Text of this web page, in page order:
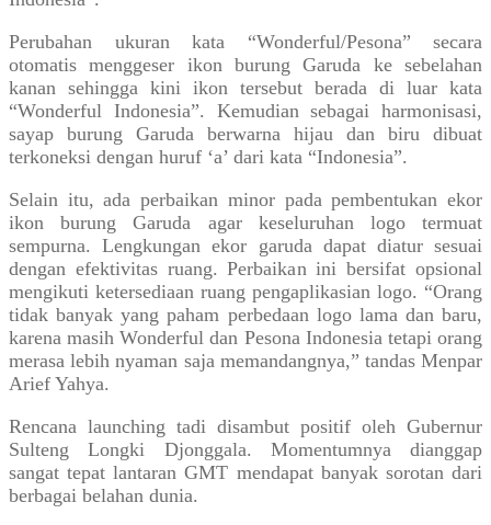
Perubahan ukuran kata “Wonderful/Pesona” secara
otomatis menggeser ikon burung Garuda ke sebelahan
kanan sehingga kini ikon tersebut berada di luar kata
“Wonderful Indonesia”. Kemudian sebagai harmonisasi,
sayap burung Garuda berwarna hijau dan biru dibuat
terkoneksi dengan huruf ‘a’ dari kata “Indonesia”.
Selain itu, ada perbaikan minor pada pembentukan ekor
ikon burung Garuda agar keseluruhan logo termuat
sempurna. Lengkungan ekor garuda dapat diatur sesuai
dengan efektivitas ruang. Perbaikan ini bersifat opsional
mengikuti ketersediaan ruang pengaplikasian logo. “Orang
tidak banyak yang paham perbedaan logo lama dan baru,
karena masih Wonderful dan Pesona Indonesia tetapi orang
merasa lebih nyaman saja memandangnya,” tandas Menpar
Arief Yahya.
Rencana launching tadi disambut positif oleh Gubernur
Sulteng Longki Djonggala. Momentumnya dianggap
sangat tepat lantaran GMT mendapat banyak sorotan dari
berbagai belahan dunia.